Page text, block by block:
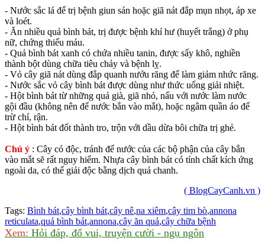
- Nước sắc lá để trị bệnh giun sán hoặc giã nát đắp mụn nhọt, áp xe
và loét.
- Ăn nhiều quả bình bát, trị được bệnh khí hư (huyết trắng) ở phụ
nữ, chứng thiếu máu.
- Quả bình bát xanh có chứa nhiều tanin, được sấy khô, nghiền
thành bột dùng chữa tiêu chảy và bệnh lỵ.
- Vỏ cây giã nát dùng đắp quanh nướu răng để làm giảm nhức răng.
- Nước sắc vỏ cây bình bát được dùng như thức uống giải nhiệt.
- Hột bình bát từ những quả già, giã nhỏ, nấu với nước làm nước
gội đầu (không nên để nước bắn vào mắt), hoặc ngâm quần áo để
trừ chí, rận.
- Hột bình bát đốt thành tro, trộn với dầu dừa bôi chữa trị ghẻ.
Chú ý : Cây có độc, tránh để nước của các bộ phận của cây bắn
vào mắt sẽ rất nguy hiểm. Nhựa cây bình bát có tính chất kích ứng
ngoài da, có thể giải độc bằng dịch quả chanh.
( BlogCayCanh.vn )
Tags: Bình bát,cây bình bát,cây nê,na xiêm,cây tim bò,annona
reticulata,quả bình bát,annona,cây ăn quả,cây chữa bệnh
Xem: Hỏi đáp, đố vui, truyện cười - ngụ ngôn